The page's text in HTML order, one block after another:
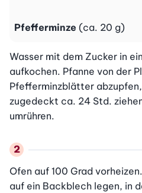
Pfefferminze (ca. 20 g)
Wasser mit dem Zucker in
aufkochen. Pfanne von der
Pfefferminzblätter
zugedeckt ca. 24 Std.
umrühren.
Ofen auf 100 Grad
auf ein Backblech legen, in